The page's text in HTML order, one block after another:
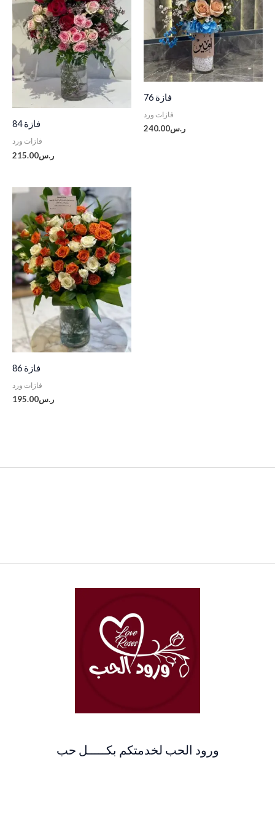
فازة 84
فازات ورد
ر.س215.00
فازة 76
فازات ورد
ر.س240.00
فازة 86
فازات ورد
ر.س195.00
ورود الحب لخدمتكم بكـــــل حب